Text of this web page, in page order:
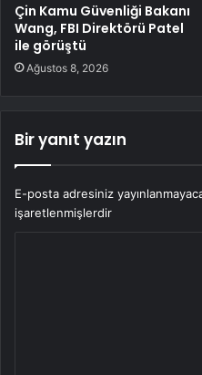
Çin Kamu Güvenliği Bakanı
Wang, FBI Direktörü Patel
ile görüştü
Ağustos 8, 2026
Bir yanıt yazın
E-posta adresiniz
işaretlenmişlerdir